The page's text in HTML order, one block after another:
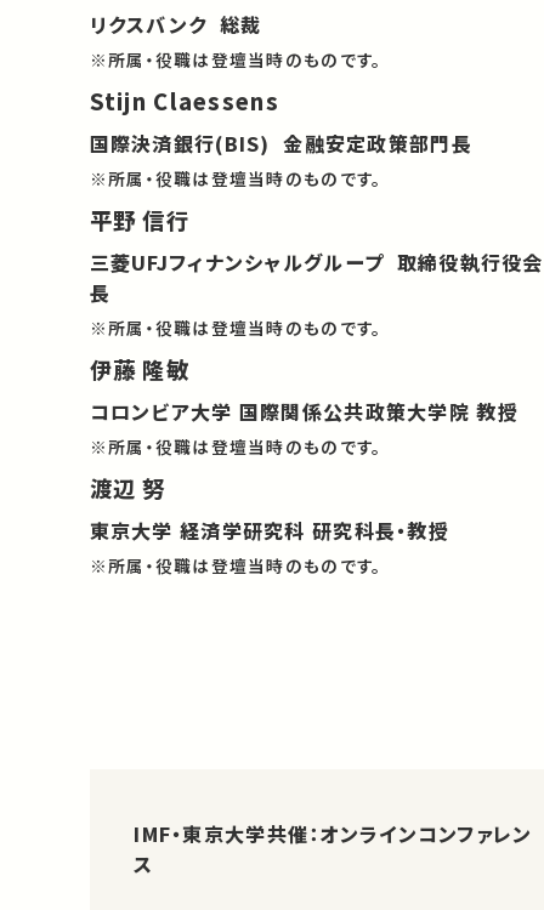
リクスバンク 総裁
※所属・役職は登壇当時のものです。
Stijn Claessens
国際決済銀行(BIS) 金融安定政策部門長
※所属・役職は登壇当時のものです。
平野 信行
三菱UFJフィナンシャルグループ 取締役執行役会
長
※所属・役職は登壇当時のものです。
伊藤 隆敏
コロンビア大学 国際関係公共政策大学院 教授
※所属・役職は登壇当時のものです。
渡辺 努
東京大学 経済学研究科 研究科長・教授
※所属・役職は登壇当時のものです。
IMF・東京大学共催：オンラインコンファレン
ス